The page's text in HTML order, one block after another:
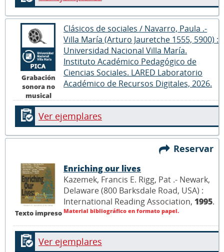
Grabación
sonora no
musical
Clásicos de sociales / Navarro, Paula .-
Villa María (Arturo Jauretche 1555, 5900) :
Universidad Nacional Villa María.
Instituto Académico Pedagógico de
Ciencias Sociales. LARED Laboratorio
Académico de Recursos Digitales, 2026.
Ver ejemplares
Reservar
Texto impreso
Enriching our lives
Kazemek, Francis E. Rigg, Pat .- Newark,
Delaware (800 Barksdale Road, USA) :
International Reading Association, 1995.
Material bibliográfico en formato papel.
Ver ejemplares